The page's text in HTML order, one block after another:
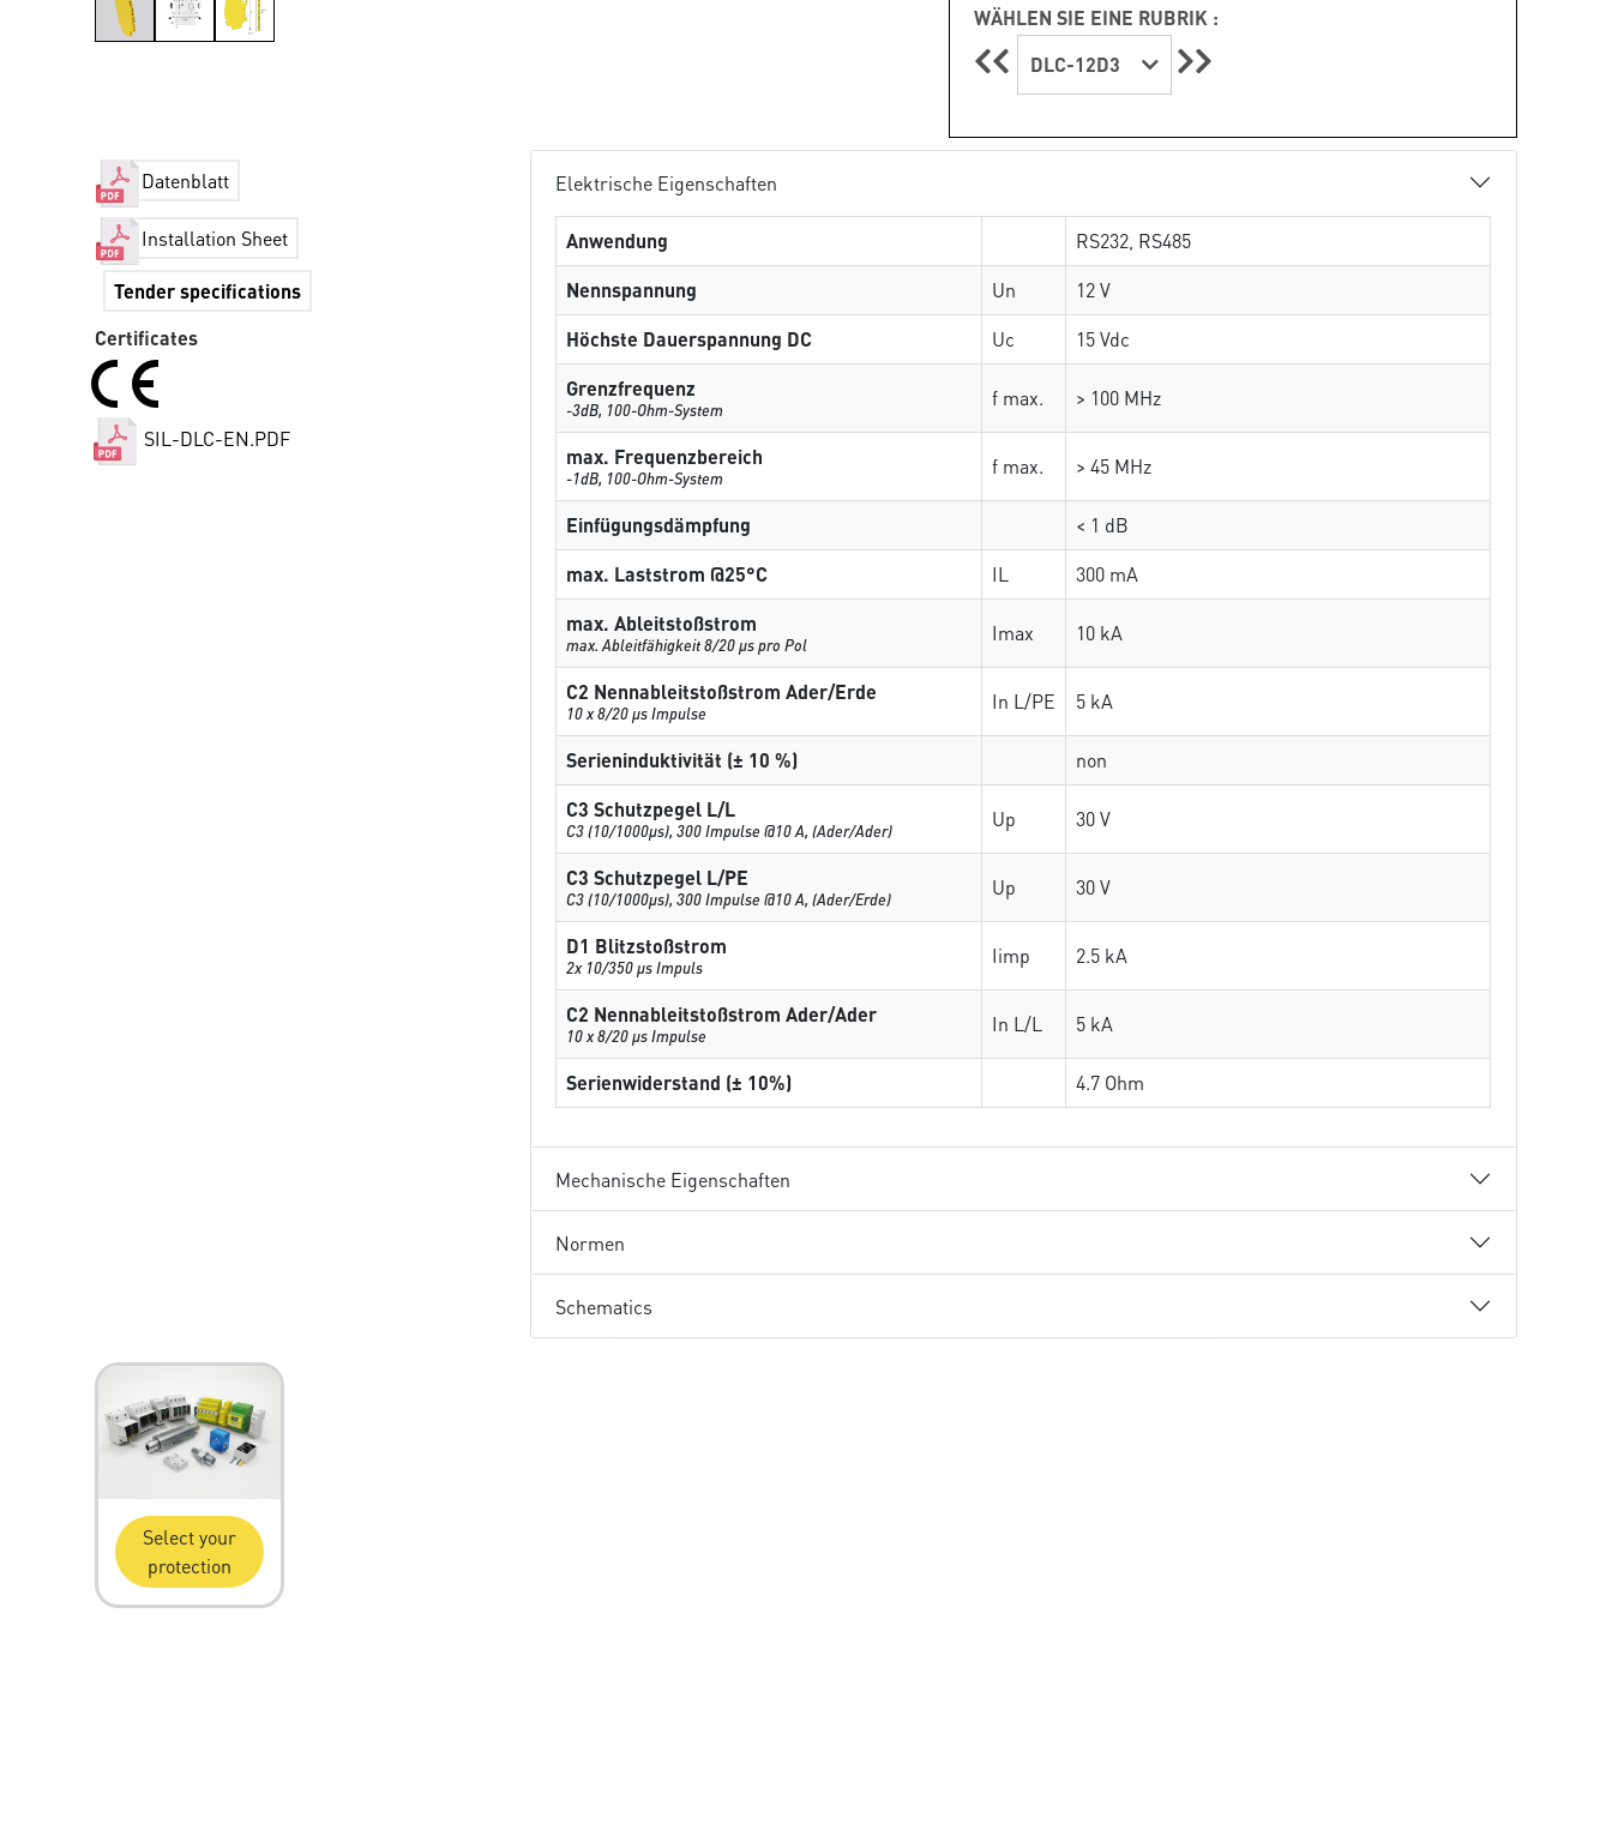
WÄHLEN SIE EINE RUBRIK :
DLC-12D3
Datenblatt
Installation Sheet
Tender specifications
Certificates
SIL-DLC-EN.PDF
Elektrische Eigenschaften
Anwendung
RS232, RS485
Nennspannung
Un
12 V
Höchste Dauerspannung DC
Uc
15 Vdc
Grenzfrequenz
-3dB, 100-Ohm-System f max. > 100 MHz
max. Frequenzbereich
-1dB, 100-Ohm-System f max. > 45 MHz
Einfügungsdämpfung
< 1 dB
max. Laststrom @25°C
IL
300 mA
max. Ableitstoßstrom
max. Ableitfähigkeit 8/20 µs pro Pol Imax 10 kA
C2 Nennableitstoßstrom Ader/Erde
10 x 8/20 µs Impulse In L/PE 5 kA
Serieninduktivität (± 10 %)
non
C3 Schutzpegel L/L
C3 (10/1000μs), 300 Impulse @10 A, (Ader/Ader) Up 30 V
C3 Schutzpegel L/PE
C3 (10/1000μs), 300 Impulse @10 A, (Ader/Erde) Up 30 V
D1 Blitzstoßstrom
2x 10/350 µs Impuls Iimp 2.5 kA
C2 Nennableitstoßstrom Ader/Ader
10 x 8/20 µs Impulse In L/L 5 kA
Serienwiderstand (± 10%) 4.7 Ohm
Mechanische Eigenschaften
Normen
Schematics
Select your
protection